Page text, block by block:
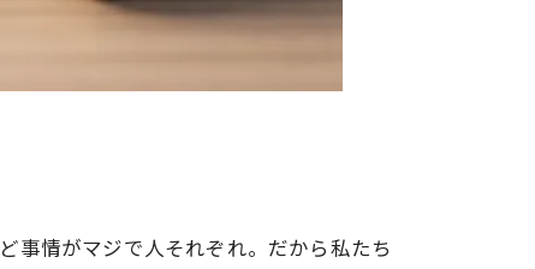
事情がマジで人それぞれ。だから私たち